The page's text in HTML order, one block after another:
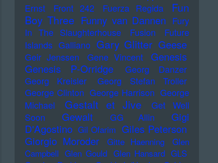
Ernst
Front 242 Fuerza Regida
Fun
Boy Three Funny van Dannen Fury
In The Slaughterhouse
Fusion
Future
Islands Galliano Gary Glitter Geese
Geir Jenssen Gene Vincent
Genesis
Genesis P-Orridge
Georg Danzer
Georg Kreisler
Georg Stefan Troller
George Clinton George Harrison George
Michael
Gestalt et Jive
Get Well
Soon
Gewalt GG Allin
Gigi
D'Agostino Gil Ofarim Giles Peterson
Giorgio Moroder
Gitte Haenning
Glen
Campbell Glen Gould Glen Hansard GLS